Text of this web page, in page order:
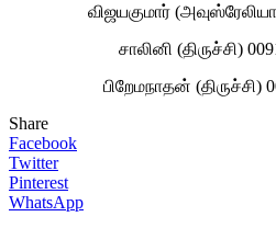
விஜயகுமார்
சாலினி (திருச்சி)
பிறேமநாதன் (திருச்சி)
Share
Facebook
Twitter
Pinterest
WhatsApp